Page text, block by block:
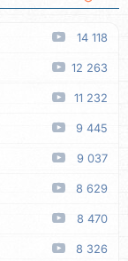
05.08
05.08
05.08
05.08
05.08
05.08
05.08
05.08
05.08
14 118
12 263
11 232
9 445
9 037
8 629
8 470
8 326